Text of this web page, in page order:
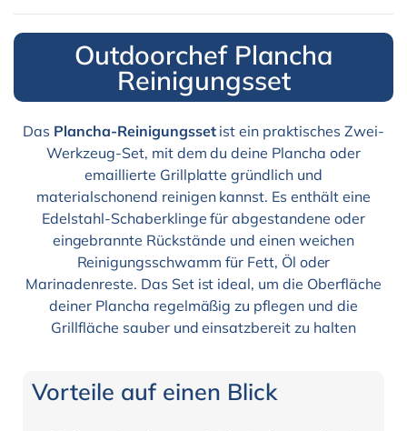
Outdoorchef Plancha
Reinigungsset
Das Plancha-Reinigungssetist ein praktisches Zwei-
Werkzeug-Set, mit dem du deine Plancha oder
emaillierte Grillplatte gründlich und
materialschonend reinigen kannst. Es enthält eine
Edelstahl-Schaberklinge für abgestandene oder
eingebrannte Rückstände und einen weichen
Reinigungsschwamm für Fett, Öl oder
Marinadenreste. Das Set ist ideal, um die Oberfläche
deiner Plancha regelmäßig zu pflegen und die
Grillfläche sauber und einsatzbereit zu halten
Vorteile auf einen Blick